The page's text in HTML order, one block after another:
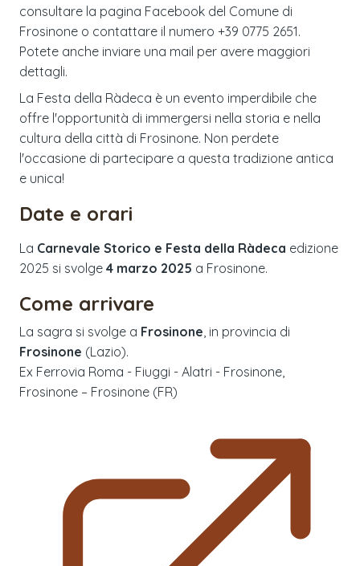
consultare la pagina Facebook del Comune di
Frosinone o contattare il numero +39 0775 2651.
Potete anche inviare una mail per avere maggiori
dettagli.
La Festa della Ràdeca è un evento imperdibile che
offre l'opportunità di immergersi nella storia e nella
cultura della città di Frosinone. Non perdete
l'occasione di partecipare a questa tradizione antica
e unica!
Date e orari
La Carnevale Storico e Festa della Ràdeca edizione
2025 si svolge 4 marzo 2025 a Frosinone.
Come arrivare
La sagra si svolge a Frosinone , in provincia di
Frosinone (Lazio).
Ex Ferrovia Roma - Fiuggi - Alatri - Frosinone,
Frosinone – Frosinone (FR)